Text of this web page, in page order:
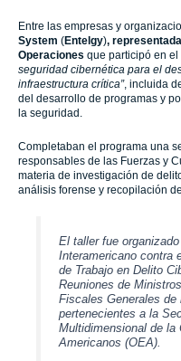
Entre las empresas y
System (Entelgy),
Operaciones que participó en
seguridad cibernética para el
infraestructura crítica”, incluida
del desarrollo de programas y
la seguridad.
Completaban el programa una
responsables de las Fuerzas y
materia de investigación de
análisis forense y recopilación
El taller fue
Interamericano contra
de Trabajo en Delito
Reuniones de
Fiscales Generales de
pertenecientes a la
Multidimensional de la
Americanos (OEA).